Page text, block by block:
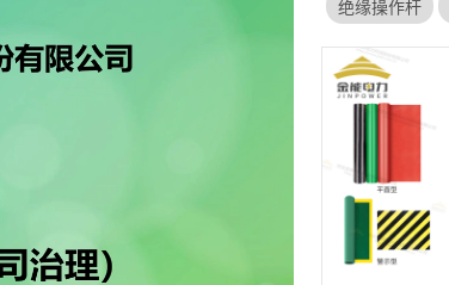
绝缘操作杆